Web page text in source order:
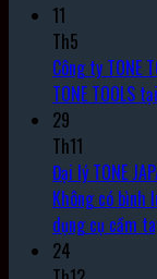
11
Th5
Công ty TONE
TONE TOOLS
29
Th11
Đại lý TONE
Không có bình
dụng cụ cầm
24